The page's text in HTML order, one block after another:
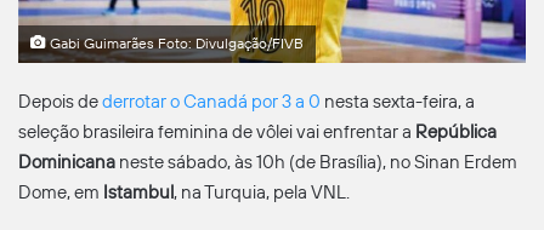
Gabi Guimarães Foto: Divulgação/FIVB
Depois dederrotar o Canadá por 3 a 0 nesta sexta-feira, a
seleção brasileira feminina de vôlei vai enfrentar a República
Dominicana neste sábado, às 10h (de Brasília), no Sinan Erdem
Dome, em Istambul, na Turquia, pela VNL.